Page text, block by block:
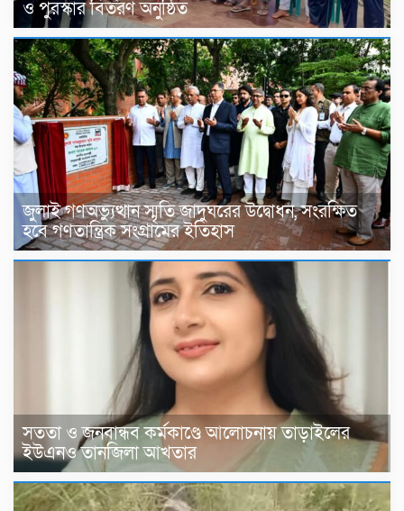
ও পুরস্কার বিতরণ অনুষ্ঠিত
জুলাই গণঅভ্যুত্থান স্মৃতি জাদুঘরের উদ্বোধন, সংরক্ষিত
হবে গণতান্ত্রিক সংগ্রামের ইতিহাস
সততা ও জনবান্ধব কর্মকাণ্ডে আলোচনায় তাড়াইলের
ইউএনও তানজিলা আখতার